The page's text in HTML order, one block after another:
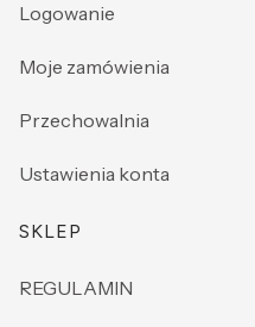
Logowanie
Moje zamówienia
Przechowalnia
Ustawienia konta
SKLEP
REGULAMIN